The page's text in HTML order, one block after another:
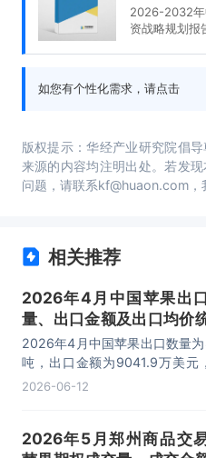
2026-2032年
资战略规划报
如您有个性化需求，请点击
版权提示：华经产业研究院倡
来源的内容均注明出处。若发
问题，请联系kf@huaon.com，
相关推荐
2026年4月中国苹果出
量、出口金额及出口均价
分析
2026年4月中国苹果出口数量
吨，出口金额为9041.9万美元
口均价为1130.2美元/吨。
2026-06-12
2026年5月郑州商品交